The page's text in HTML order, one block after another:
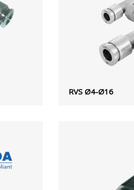
RVS Ø4-Ø16